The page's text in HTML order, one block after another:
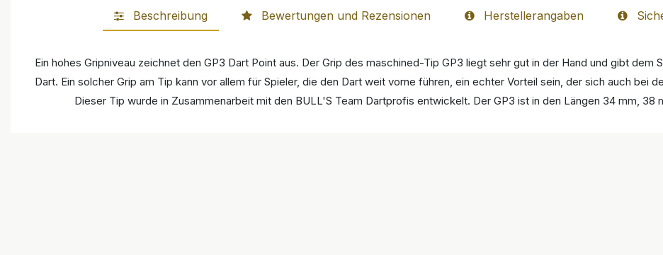
Beschreibung Bewertungen und Rezensionen Herstellerangaben
Ein hohes Gripniveau zeichnet den GP3 Dart Point aus. Der Grip des maschined-Tip GP3 liegt sehr gut in der Hand und gibt dem
Dart. Ein solcher Grip am Tip kann vor allem für Spieler, die den Dart weit vorne führen, ein echter Vorteil sein, der sich auch bei
Dieser Tip wurde in Zusammenarbeit mit den BULL'S Team Dartprofis entwickelt. Der GP3 ist in den Längen 34 mm, 38